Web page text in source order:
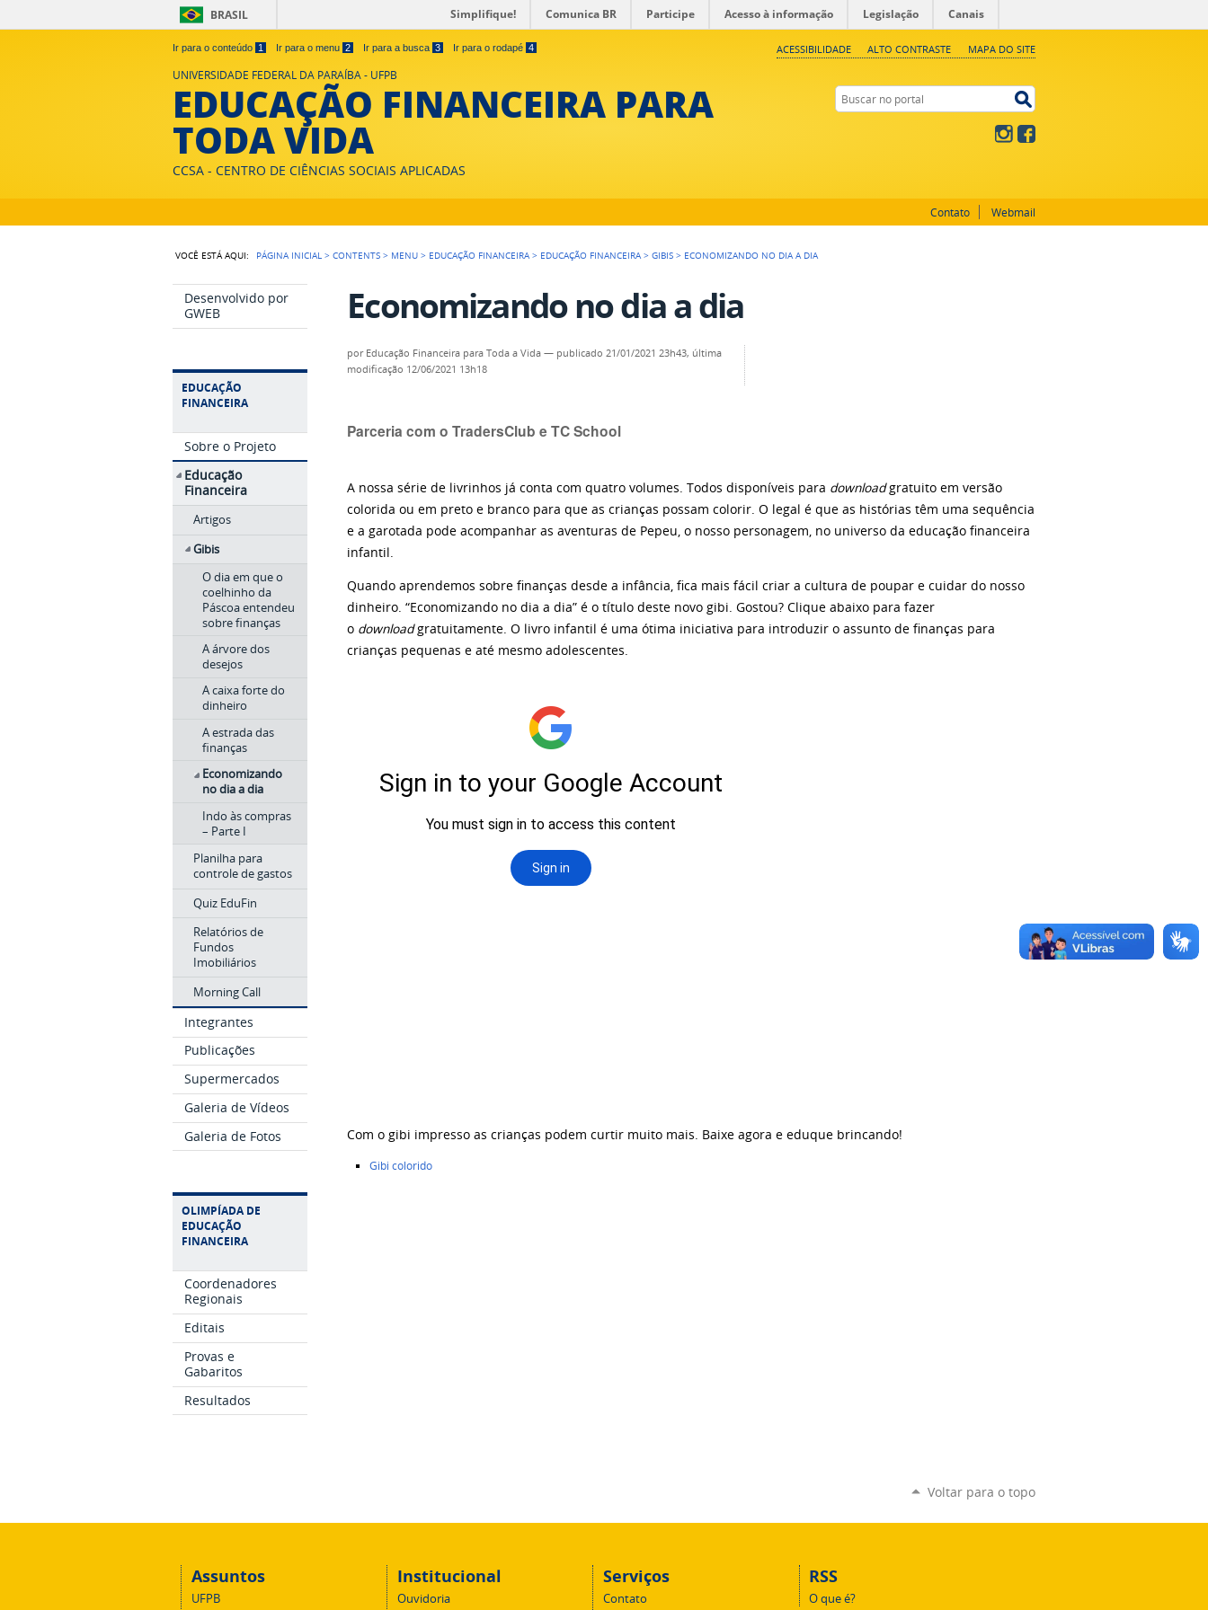
Ir para o conteúdo 1 Ir para o menu 2 Ir para a busca 3 Ir para o rodapé 4 ACESSIBILIDADE ALTO CONTRASTE MAPA DO SITE
BRASIL Simplifique! Comunica BR Participe Acesso à informação Legislação Canais
UNIVERSIDADE FEDERAL DA PARAÍBA - UFPB
EDUCAÇÃO FINANCEIRA PARA
TODA VIDA
CCSA - CENTRO DE CIÊNCIAS SOCIAIS APLICADAS
Buscar no portal
Instagram
Contato Webmail
VOCÊ ESTÁ AQUI: PÁGINA INICIAL >CONTENTS > MENU > EDUCAÇÃO FINANCEIRA > EDUCAÇÃO FINANCEIRA >GIBIS > ECONOMIZANDO NO DIA A DIA
Desenvolvido por
GWEB
EDUCAÇÃO
FINANCEIRA
Sobre o Projeto
Educação
Financeira
Artigos
Gibis
O dia em que o
coelhinho da
Páscoa entendeu
sobre finanças
A árvore dos
desejos
A caixa forte do
dinheiro
A estrada das
finanças
Economizando
no dia a dia
Indo às compras
– Parte I
Planilha para
controle de gastos
Quiz EduFin
Relatórios de
Fundos
Imobiliários
Morning Call
Integrantes
Publicações
Supermercados
Galeria de Vídeos
Galeria de Fotos
OLIMPÍADA DE
EDUCAÇÃO
FINANCEIRA
Coordenadores
Regionais
Editais
Provas e
Gabaritos
Resultados
Economizando no dia a dia
por Educação Financeira para Toda a Vida — publicado 21/01/2021 23h43, última
modificação 12/06/2021 13h18
Parceria com o TradersClub e TC School
A nossa série de livrinhos já conta comquatro volumes. Todos disponíveis para downloadgratuito em versão
colorida ou em preto e branco para que as crianças possam colorir. O legal é que as histórias têm uma sequência
e a garotada pode acompanhar as aventuras de Pepeu, o nosso personagem, no universo da educação financeira
infantil.
Quando aprendemos sobre finanças desde a infância, fica mais fácil criar a cultura de poupar e cuidar do nosso
dinheiro. “Economizando no dia a dia” é o título deste novo gibi. Gostou? Clique abaixo para fazer
o downloadgratuitamente. O livro infantil é uma ótima iniciativa para introduzir o assunto de finanças para
crianças pequenas e até mesmo adolescentes.
Com o gibi impresso as crianças podem curtir muito mais. Baixe agora e eduque brincando!
Gibi colorido
Voltar para o topo
Assuntos
UFPB
Institucional
Ouvidoria
Serviços
Contato
RSS
O que é?